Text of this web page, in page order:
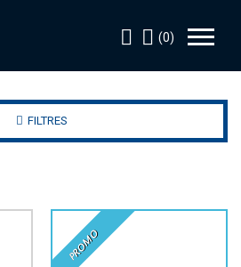
(0)
FILTRES
PROMO